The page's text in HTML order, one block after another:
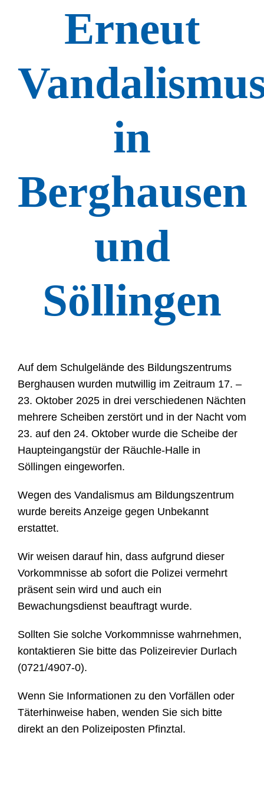
Erneut
in
Berghausen
und
Söllingen
Auf dem Schulgelände des Bildungszentrums
Berghausen wurden mutwillig im Zeitraum 17. –
23. Oktober 2025 in drei verschiedenen Nächten
mehrere Scheiben zerstört und in der Nacht vom
23. auf den 24. Oktober wurde die Scheibe der
Haupteingangstür der Räuchle-Halle in
Söllingen eingeworfen.
Wegen des Vandalismus am Bildungszentrum
wurde bereits Anzeige gegen Unbekannt
erstattet.
Wir weisen darauf hin, dass aufgrund dieser
Vorkommnisse ab sofort die Polizei vermehrt
präsent sein wird und auch ein
Bewachungsdienst beauftragt wurde.
Sollten Sie solche Vorkommnisse wahrnehmen,
kontaktieren Sie bitte das Polizeirevier Durlach
(0721/4907-0).
Wenn Sie Informationen zu den Vorfällen oder
Täterhinweise haben, wenden Sie sich bitte
direkt an den Polizeiposten Pfinztal.